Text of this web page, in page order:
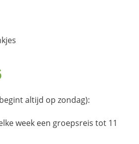
altijd op zondag):
week een groepsreis tot 11